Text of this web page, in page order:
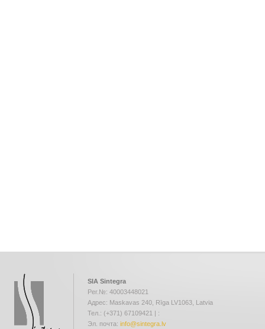
SIA Sintegra
Рег.№: 40003448021
Адрес: Maskavas 240, Rīga LV1063, Latvia
Тел.: (+371) 67109421 | :
Эл. почта: info@sintegra.lv